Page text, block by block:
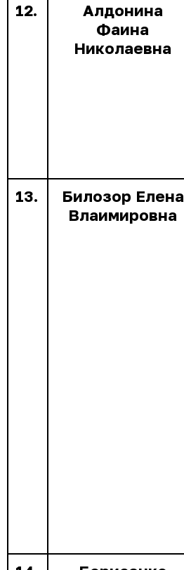
12.
Алдонина
Фаина
Николаевна
13.
Билозор Елена
Влаимировна